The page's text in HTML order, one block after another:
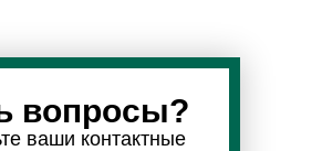
вопросы?
ваши контактные